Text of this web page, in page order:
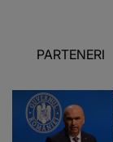
PARTENERI